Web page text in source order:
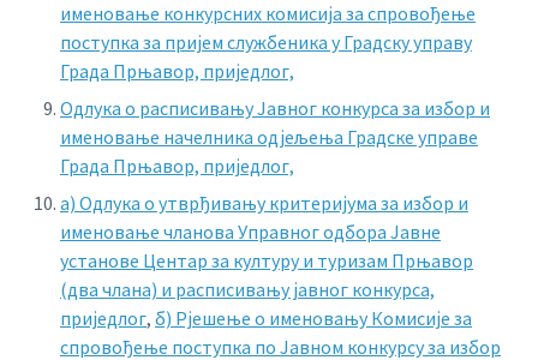
именовање конкурсних комисија за спровођење
поступка за пријем службеника у Градску управу
Града Прњавор, приједлог,
Одлука о расписивању Јавног конкурса за избор и
именовање начелника одјељења Градске управе
Града Прњавор, приједлог,
a) Одлука о утврђивању критеријума за избор и
именовање чланова Управног одбора Јавне
установе Центар за културу и туризам Прњавор
(два члана) и расписивању јавног конкурса,
приједлог, б) Рјешење о именовању Комисије за
спровођење поступка по Јавном конкурсу за избор